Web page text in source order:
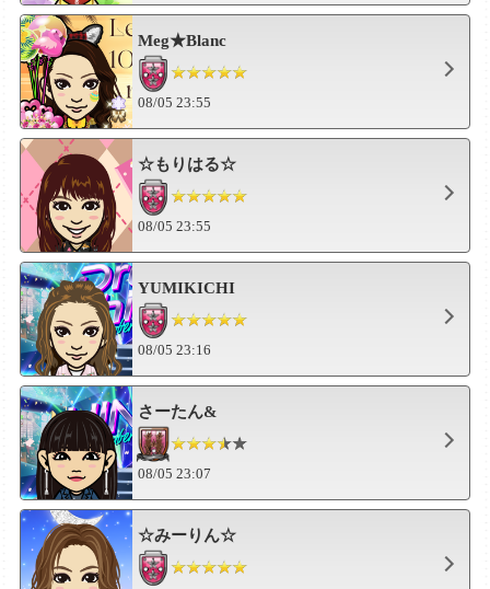
Meg★Blanc
08/05 23:55
☆もりはる☆
08/05 23:55
YUMIKICHI
08/05 23:16
さーたん&
08/05 23:07
☆みーりん☆